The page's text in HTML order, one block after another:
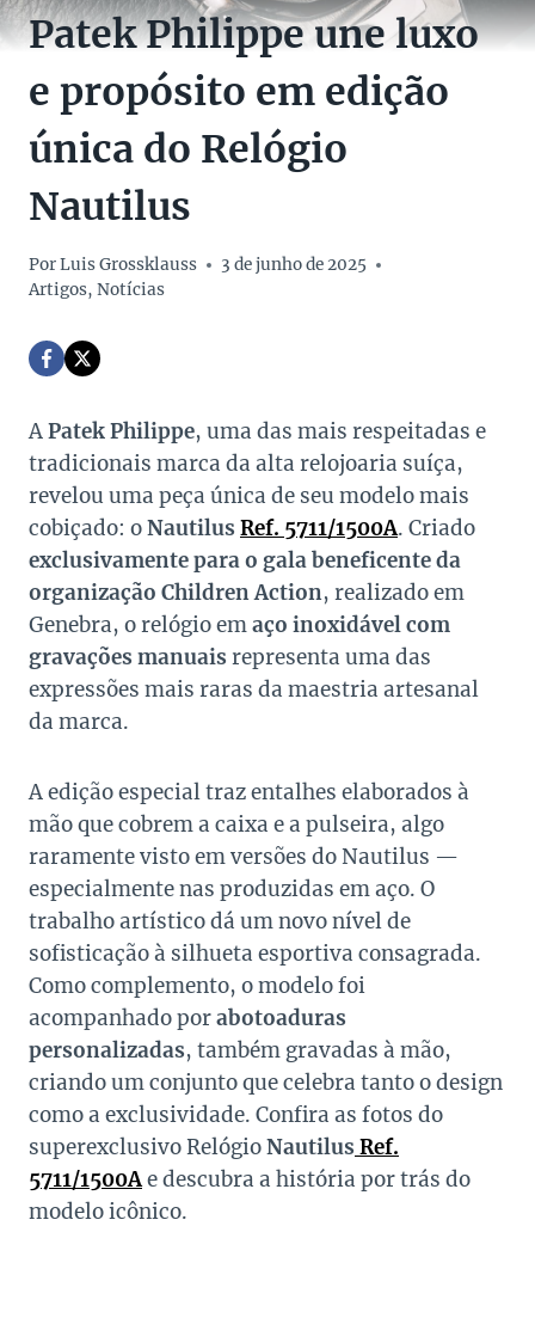
Patek Philippe une luxo
e propósito em edição
única do Relógio
Nautilus
PorLuis Grossklauss
3 de junho de 2025
Artigos, Notícias
APatek Philippe, uma das mais respeitadas e
tradicionais marca da alta relojoaria suíça,
revelou uma peça única de seu modelo mais
cobiçado: oNautilus Ref. 5711/1500A. Criado
exclusivamente para o gala beneficente da
organização Children Action, realizado em
Genebra, o relógio emaço inoxidável com
gravações manuais representa uma das
expressões mais raras da maestria artesanal
da marca.
A edição especial traz entalhes elaborados à
mão que cobrem a caixa e a pulseira, algo
raramente visto em versões do Nautilus —
especialmente nas produzidas em aço. O
trabalho artístico dá um novo nível de
sofisticação à silhueta esportiva consagrada.
Como complemento, o modelo foi
acompanhado porabotoaduras
personalizadas, também gravadas à mão,
criando um conjunto que celebra tanto o design
como a exclusividade. Confira as fotos do
superexclusivo RelógioNautilus Ref.
5711/1500Ae descubra a história por trás do
modelo icônico.